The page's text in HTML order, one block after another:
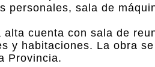
personales, sala de
alta cuenta con sala de
y habitaciones. La obra
Provincia.